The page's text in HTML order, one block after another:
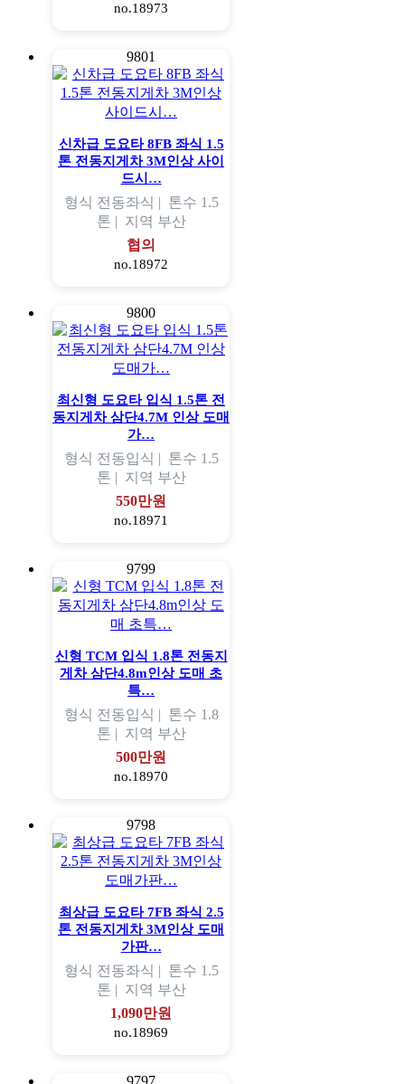
no.18973
9801
신차급 도요타 8FB 좌식 1.5
톤 전동지게차 3M인상 사이
드시…
형식 전동좌식 | 톤수 1.5
톤 | 지역 부산
협의
no.18972
9800
최신형 도요타 입식 1.5톤 전
동지게차 삼단4.7M 인상 도매
가…
형식 전동입식 | 톤수 1.5
톤 | 지역 부산
550만원
no.18971
9799
신형 TCM 입식 1.8톤 전동지
게차 삼단4.8m인상 도매 초
특…
형식 전동입식 | 톤수 1.8
톤 | 지역 부산
500만원
no.18970
9798
최상급 도요타 7FB 좌식 2.5
톤 전동지게차 3M인상 도매
가판…
형식 전동좌식 | 톤수 1.5
톤 | 지역 부산
1,090만원
no.18969